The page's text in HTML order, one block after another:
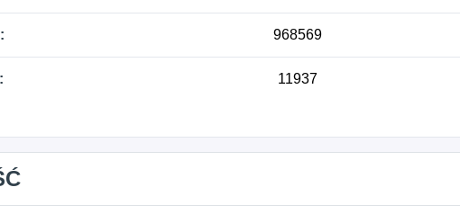
968569
11937